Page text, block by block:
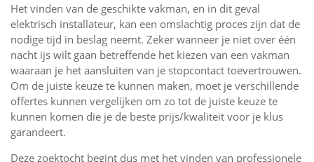
Het vinden van de geschikte vakman, en in dit geval
elektrisch installateur, kan een omslachtig proces zijn dat de
nodige tijd in beslag neemt. Zeker wanneer je niet over één
nacht ijs wilt gaan betreffende het kiezen van een vakman
waaraan je het aansluiten van je stopcontact toevertrouwen.
Om de juiste keuze te kunnen maken, moet je verschillende
offertes kunnen vergelijken om zo tot de juiste keuze te
kunnen komen die je de beste prijs/kwaliteit voor je klus
garandeert.
Deze zoektocht begint dus met het vinden van professionele